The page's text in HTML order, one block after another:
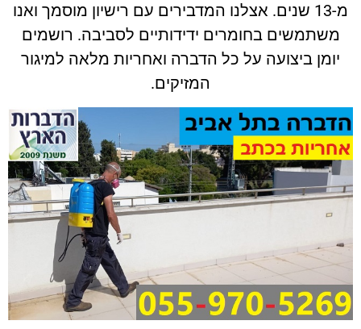
מ-13 שנים. אצלנו המדבירים עם רישיון מוסמך ואנו
משתמשים בחומרים ידידותיים לסביבה. רושמים
יומן ביצועה על כל הדברה ואחריות מלאה למיגור
המזיקים.